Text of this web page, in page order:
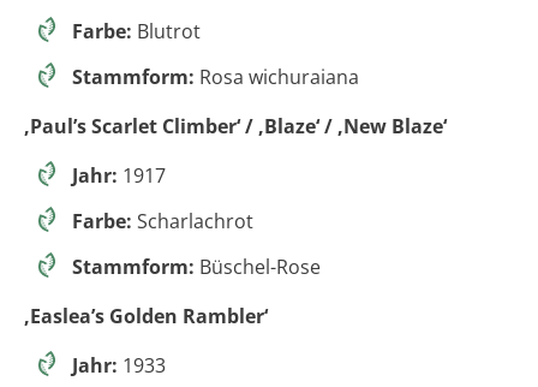
Farbe: Blutrot
Stammform: Rosa wichuraiana
‚Paul’s Scarlet Climber‘ / ‚Blaze‘ / ‚New Blaze‘
Jahr: 1917
Farbe: Scharlachrot
Stammform: Büschel-Rose
‚Easlea’s Golden Rambler‘
Jahr: 1933